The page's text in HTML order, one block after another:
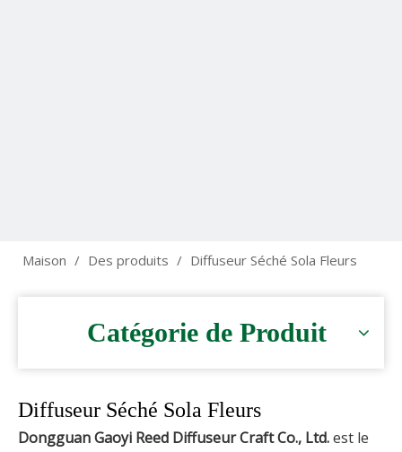
Maison / Des produits / Diffuseur Séché Sola Fleurs
Catégorie de Produit
Diffuseur Séché Sola Fleurs
Dongguan Gaoyi Reed Diffuseur Craft Co., Ltd.est le